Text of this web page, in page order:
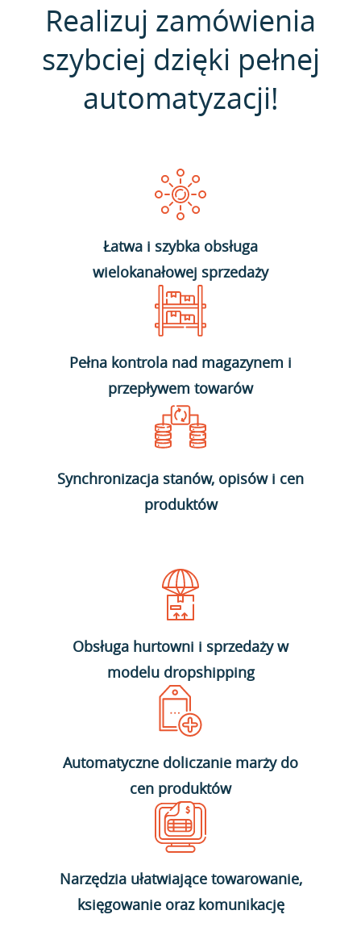
Realizuj zamówienia
szybciej dzięki pełnej
automatyzacji!
Łatwa i szybka obsługa
wielokanałowej sprzedaży
Pełna kontrola nad magazynem i
przepływem towarów
Synchronizacja stanów, opisów i cen
produktów
Obsługa hurtowni i sprzedaży w
modelu dropshipping
Automatyczne doliczanie marży do
cen produktów
Narzędzia ułatwiające towarowanie,
księgowanie oraz komunikację